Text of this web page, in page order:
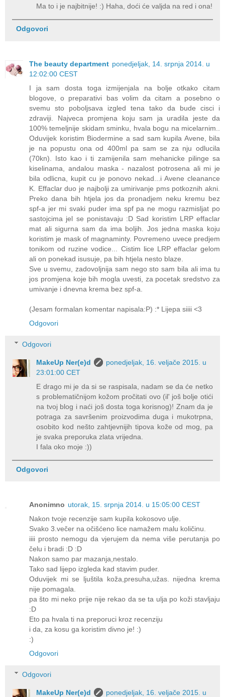
Ma to i je najbitnije! :) Haha, doći će valjda na red i ona!
Odgovori
The beauty department ponedjeljak, 14. srpnja 2014. u
12:02:00 CEST
I ja sam dosta toga izmijenjala na bolje otkako citam
blogove, o preparativi bas volim da citam a posebno o
svemu sto poboljsava izgled tena tako da bude cisci i
zdraviji. Najveca promjena koju sam ja uradila jeste da
100% temeljnije skidam sminku, hvala bogu na micelarnim..
Oduvijek koristim Biodermine a sad sam kupila Avene, bila
je na popustu ona od 400ml pa sam se za nju odlucila
(70kn). Isto kao i ti zamijenila sam mehanicke pilinge sa
kiselinama, andalou maska - nazalost potrosena ali mi je
bila odlicna, kupit cu je ponovo nekad...i Avene cleanance
K. Effaclar duo je najbolji za umirivanje pms potkoznih akni.
Preko dana bih htjela jos da pronadjem neku kremu bez
spf-a jer mi svaki puder ima spf pa ne mogu razmisljat po
sastojcima jel se ponistavaju :D Sad koristim LRP effaclar
mat ali sigurna sam da ima boljih. Jos jedna maska koju
koristim je mask of magnaminty. Povremeno uvece predjem
tonikom od ruzine vodice... Cistim lice LRP effaclar gelom
ali on ponekad isusuje, pa bih htjela nesto blaze.
Sve u svemu, zadovoljnija sam nego sto sam bila ali ima tu
jos promjena koje bih mogla uvesti, za pocetak sredstvo za
umivanje i dnevna krema bez spf-a.
(Jesam formalan komentar napisala:P) :* Lijepa siiii <3
Odgovori
Odgovori
MakeUp Ner(e)d
ponedjeljak, 16. veljače 2015. u
23:01:00 CET
E drago mi je da si se raspisala, nadam se da će netko
s problematičnijom kožom pročitati ovo (il' još bolje otići
na tvoj blog i naći još dosta toga korisnog)! Znam da je
potraga za savršenim proizvodima duga i mukotrpna,
osobito kod nešto zahtjevnijih tipova kože od mog, pa
je svaka preporuka zlata vrijedna.
I fala oko moje :))
Odgovori
Anonimno utorak, 15. srpnja 2014. u 15:05:00 CEST
Nakon tvoje recenzije sam kupila kokosovo ulje.
Svako 3.večer na očišćeno lice namažem malu količinu.
iiii prosto nemogu da vjerujem da nema više perutanja po
čelu i bradi :D :D
Nakon samo par mazanja,nestalo.
Tako sad lijepo izgleda kad stavim puder.
Oduvijek mi se ljuštila koža,presuha,užas. nijedna krema
nije pomagala.
pa što mi neko prije nije rekao da se ta ulja po koži stavljaju
:D
Eto pa hvala ti na preporuci kroz recenziju
i da, za kosu ga koristim divno je! :)
:)
Odgovori
Odgovori
MakeUp Ner(e)d
ponedjeljak, 16. veljače 2015. u